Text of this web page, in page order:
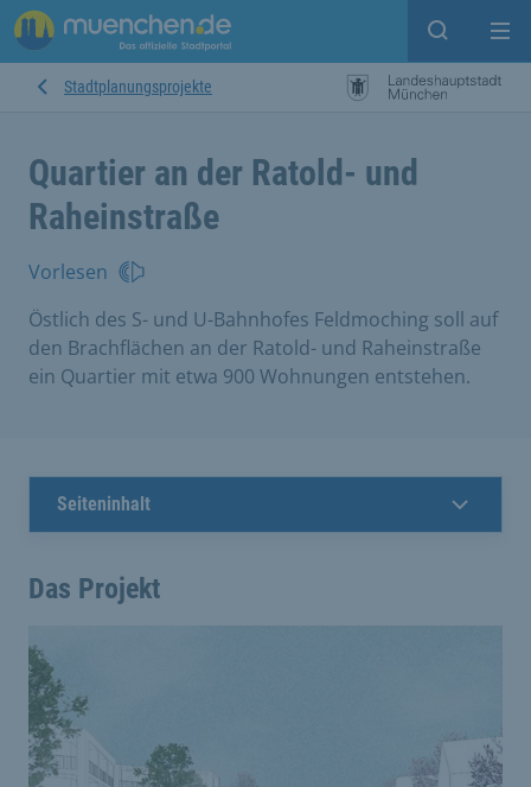
Suche
Stadtplanungsprojekte
Quartier an der Ratold- und
Raheinstraße
Vorlesen
Östlich des S- und U-Bahnhofes Feldmoching soll auf
den Brachflächen an der Ratold- und Raheinstraße
ein Quartier mit etwa 900 Wohnungen entstehen.
Seiteninhalt
Das Projekt